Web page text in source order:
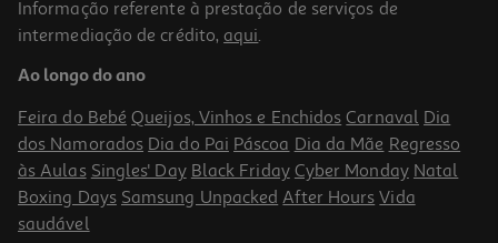
Informação referente à prestação de serviços de
intermediação de crédito, aqui.
Ao longo do ano
Feira do Bebé Queijos, Vinhos e Enchidos Carnaval Dia
dos Namorados Dia do Pai Páscoa Dia da Mãe Regresso
às Aulas Singles' Day Black Friday Cyber Monday Natal
Boxing Days Samsung Unpacked After Hours Vida
saudável